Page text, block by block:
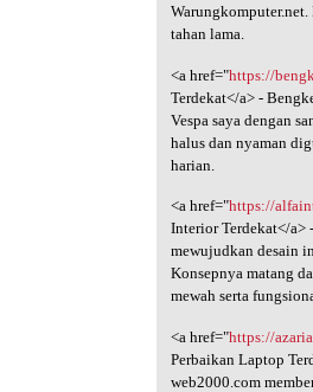
tahan lama.
<a href="https://
Terdekat</a> -
Vespa saya dengan
halus dan nyaman
harian.
<a href="https://
Interior Terdekat</a>
mewujudkan desain
Konsepnya matang
mewah serta
<a href="https://
Perbaikan Laptop
web2000.com